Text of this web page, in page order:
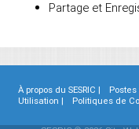
Partage et
À propos du SESRIC |
Utilisation |
Politiques de